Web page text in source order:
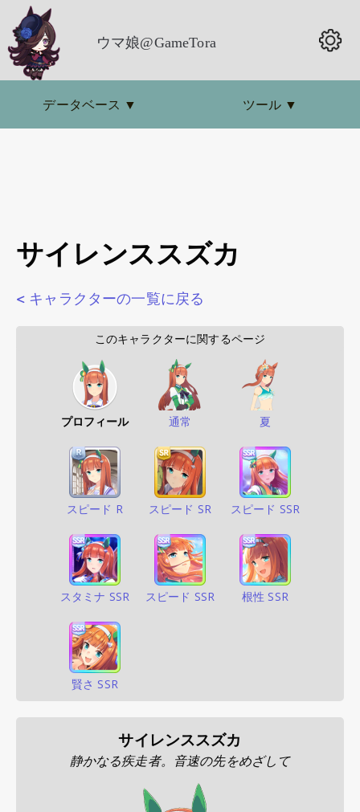
ウマ娘@GameTora
データベース ▼ ツール ▼
サイレンススズカ
< キャラクターの一覧に戻る
        このキャラクターに関するページ
プロフィール 通常 夏
スピード R スピード SR スピード SSR
スタミナ SSR スピード SSR 根性 SSR
賢さ SSR
サイレンススズカ
静かなる疾走者。音速の先をめざして